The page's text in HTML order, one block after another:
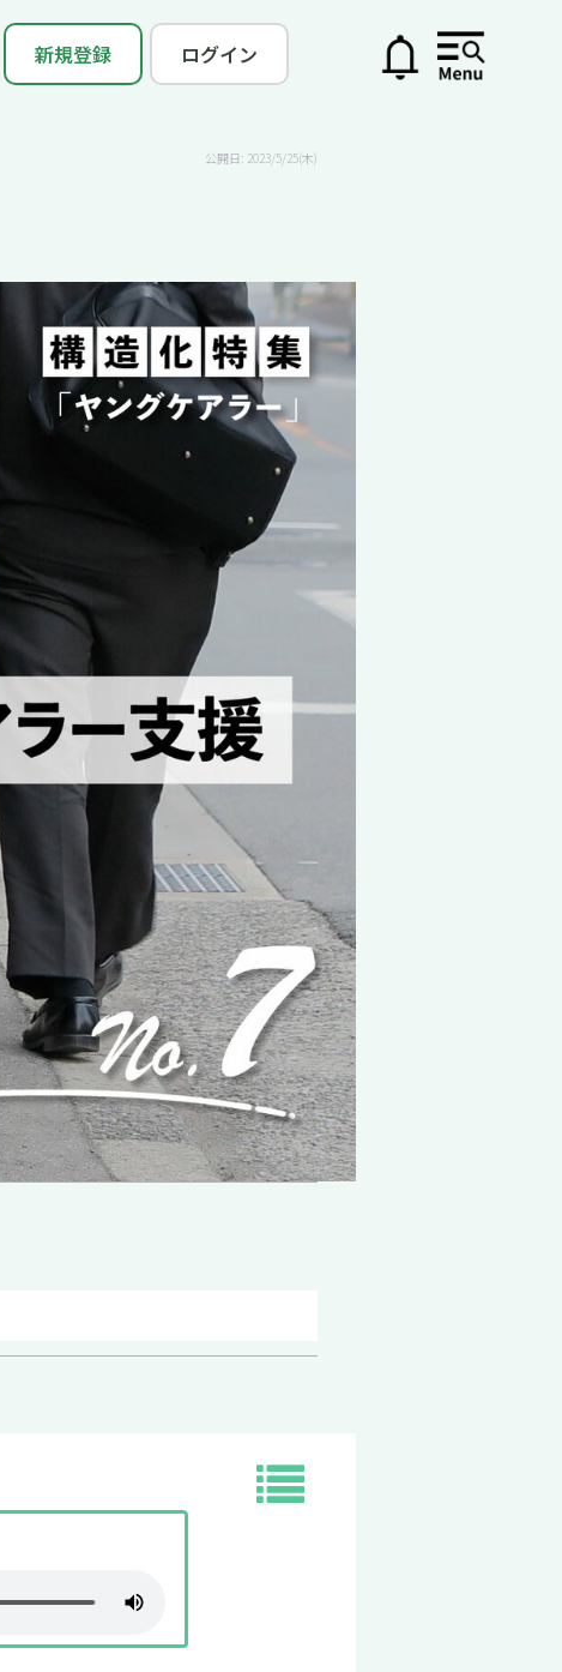
新規登録 ログイン
公開日: 2023/5/25(木)